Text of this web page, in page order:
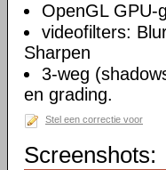
OpenGL GPU-
videofilters:
Sharpen
3-weg
en grading.
Stel een correctie voor
Screenshots: